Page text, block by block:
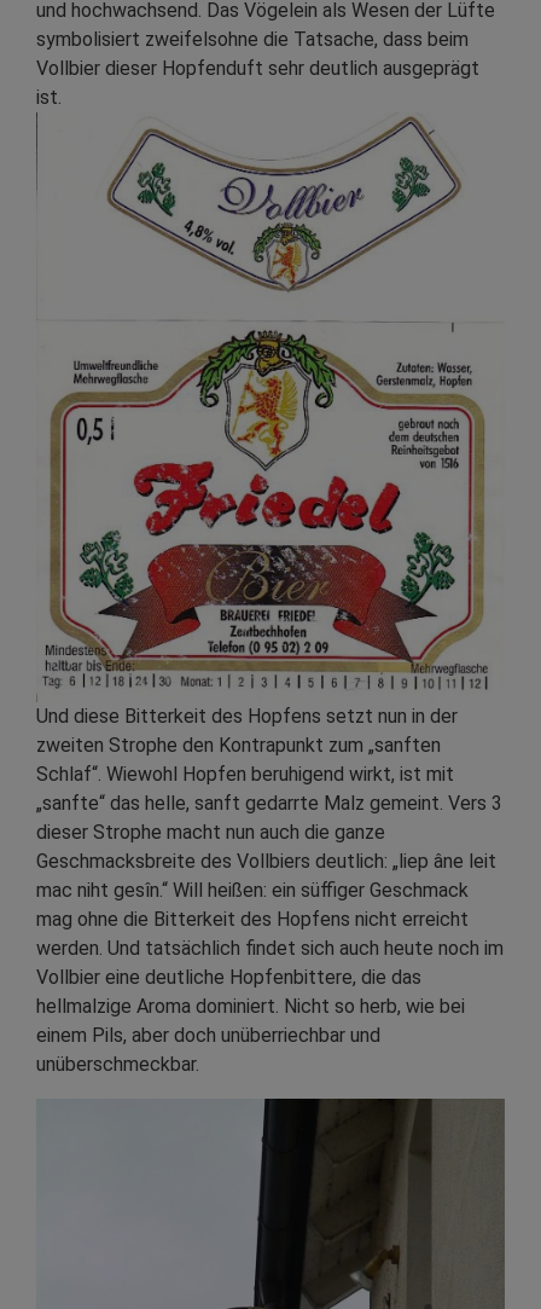
und hochwachsend. Das Vögelein als Wesen der Lüfte
symbolisiert zweifelsohne die Tatsache, dass beim
Vollbier dieser Hopfenduft sehr deutlich ausgeprägt
ist.
Und diese Bitterkeit des Hopfens setzt nun in der
zweiten Strophe den Kontrapunkt zum „sanften
Schlaf“. Wiewohl Hopfen beruhigend wirkt, ist mit
„sanfte“ das helle, sanft gedarrte Malz gemeint. Vers 3
dieser Strophe macht nun auch die ganze
Geschmacksbreite des Vollbiers deutlich: „liep âne leit
mac niht gesîn.“ Will heißen: ein süffiger Geschmack
mag ohne die Bitterkeit des Hopfens nicht erreicht
werden. Und tatsächlich findet sich auch heute noch im
Vollbier eine deutliche Hopfenbittere, die das
hellmalzige Aroma dominiert. Nicht so herb, wie bei
einem Pils, aber doch unüberriechbar und
unüberschmeckbar.